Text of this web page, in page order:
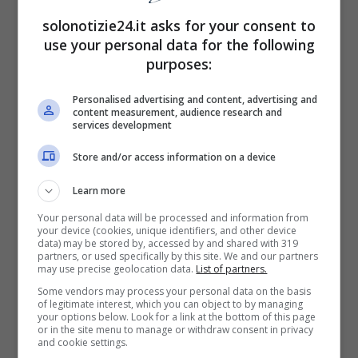
Nel2019 Davide è anche diventato papà di
una splendida bambina di nome Elodieche
adora e a cui si dedica con passione e tanta
attenzione. L’ex allievo d’Amici e la compagna
sono molto innamorati e stanno vivendo il
ruolo di genitori condividendo l’amore per la
solonotizie24.it asks for your consent to
use your personal data for the following
purposes:
Personalised advertising and content, advertising and
content measurement, audience research and
services development
Store and/or access information on a device
Learn more
Your personal data will be processed and information from
your device (cookies, unique identifiers, and other device
data) may be stored by, accessed by and shared with 319
partners, or used specifically by this site. We and our partners
may use precise geolocation data. List of partners.
Some vendors may process your personal data on the basis
of legitimate interest, which you can object to by managing
your options below. Look for a link at the bottom of this page
or in the site menu to manage or withdraw consent in privacy
and cookie settings.